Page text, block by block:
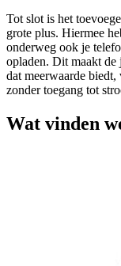
Tot slot is het
grote plus. Hiermee
onderweg ook je
opladen. Dit maakt
dat meerwaarde
zonder toegang tot
Wat vinden